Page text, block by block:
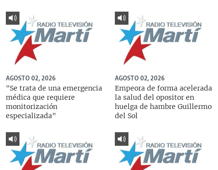
AGOSTO 02, 2026
"Se trata de una emergencia
médica que requiere
monitorización
especializada"
AGOSTO 02, 2026
Empeora de forma acelerada
la salud del opositor en
huelga de hambre Guillermo
del Sol